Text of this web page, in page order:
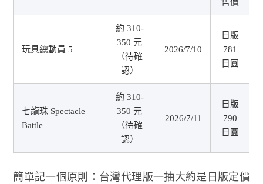
玩具總動員 5
約 310-
350 元
（待確
認）
2026/7/10
日版
781
日圓
七龍珠 Spectacle
Battle
約 310-
350 元
（待確
認）
2026/7/11
日版
790
日圓
簡單記一個原則：台灣代理版一抽大約是日版定價